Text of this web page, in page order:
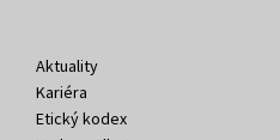
Aktuality
Kariéra
Etický kodex